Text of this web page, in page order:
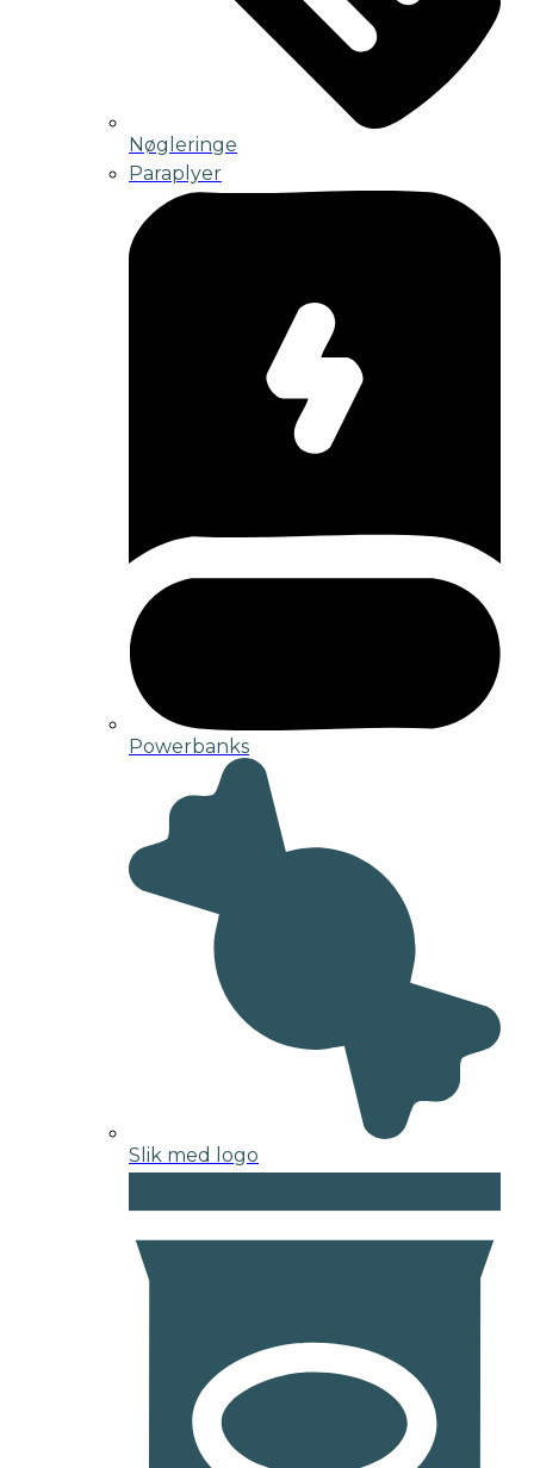
Nøgleringe
Paraplyer
Powerbanks
Slik med logo